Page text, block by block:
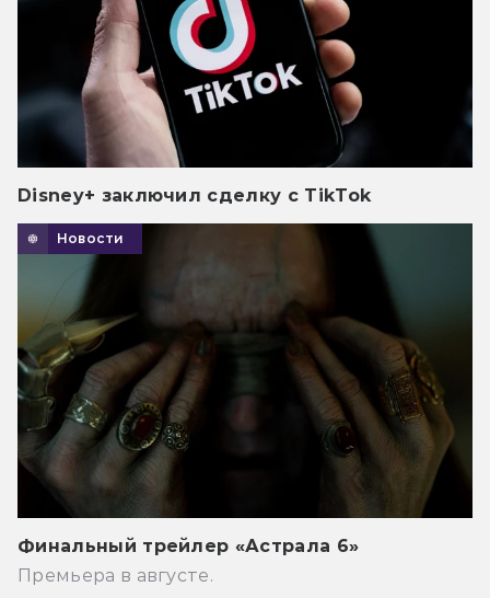
Disney+ заключил сделку с TikTok
Новости
Финальный трейлер «Астрала 6»
Премьера в августе.